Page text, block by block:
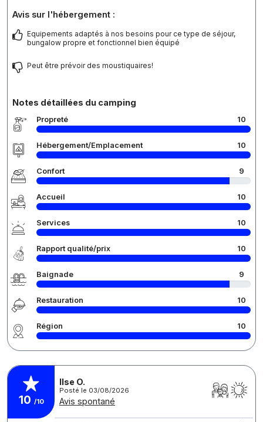
Avis sur l'hébergement :
Equipements adaptés à nos besoins pour ce type de séjour,
bungalow propre et fonctionnel bien équipé
Peut être prévoir des moustiquaires!
Notes détaillées du camping
Propreté 10
Hébergement/Emplacement 10
Confort 9
Accueil 10
Services 10
Rapport qualité/prix 10
Baignade 9
Restauration 10
Région 10
10 /10
Ilse O.
Posté le 03/08/2026
Avis spontané